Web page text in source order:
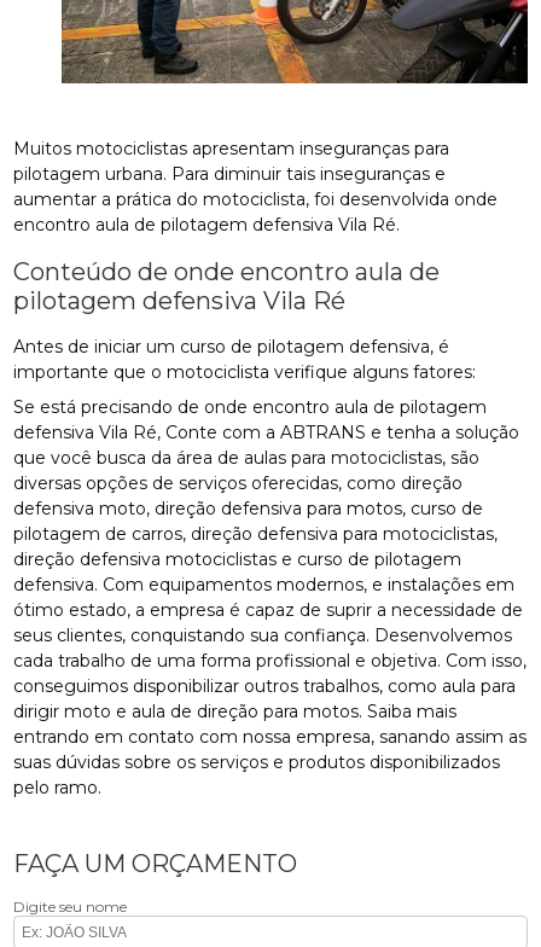
Muitos motociclistas apresentam inseguranças para
pilotagem urbana. Para diminuir tais inseguranças e
aumentar a prática do motociclista, foi desenvolvida onde
encontro aula de pilotagem defensiva Vila Ré.
Conteúdo de onde encontro aula de
pilotagem defensiva Vila Ré
Antes de iniciar um curso de pilotagem defensiva, é
importante que o motociclista verifique alguns fatores:
Se está precisando de onde encontro aula de pilotagem
defensiva Vila Ré, Conte com a ABTRANS e tenha a solução
que você busca da área de aulas para motociclistas, são
diversas opções de serviços oferecidas, como direção
defensiva moto, direção defensiva para motos, curso de
pilotagem de carros, direção defensiva para motociclistas,
direção defensiva motociclistas e curso de pilotagem
defensiva. Com equipamentos modernos, e instalações em
ótimo estado, a empresa é capaz de suprir a necessidade de
seus clientes, conquistando sua confiança. Desenvolvemos
cada trabalho de uma forma profissional e objetiva. Com isso,
conseguimos disponibilizar outros trabalhos, como aula para
dirigir moto e aula de direção para motos. Saiba mais
entrando em contato com nossa empresa, sanando assim as
suas dúvidas sobre os serviços e produtos disponibilizados
pelo ramo.
FAÇA UM ORÇAMENTO
Digite seu nome